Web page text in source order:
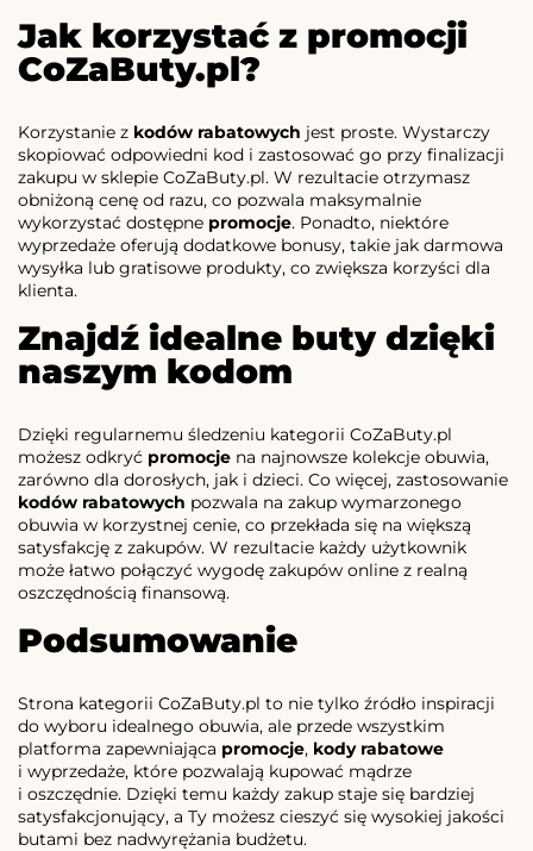
Jak korzystać z promocji
CoZaButy.pl?
Korzystanie z kodów rabatowych jest proste. Wystarczy
skopiować odpowiedni kod i zastosować go przy finalizacji
zakupu w sklepie CoZaButy.pl. W rezultacie otrzymasz
obniżoną cenę od razu, co pozwala maksymalnie
wykorzystać dostępne promocje. Ponadto, niektóre
wyprzedaże oferują dodatkowe bonusy, takie jak darmowa
wysyłka lub gratisowe produkty, co zwiększa korzyści dla
klienta.
Znajdź idealne buty dzięki
naszym kodom
Dzięki regularnemu śledzeniu kategorii CoZaButy.pl
możesz odkryć promocje na najnowsze kolekcje obuwia,
zarówno dla dorosłych, jak i dzieci. Co więcej, zastosowanie
kodów rabatowych pozwala na zakup wymarzonego
obuwia w korzystnej cenie, co przekłada się na większą
satysfakcję z zakupów. W rezultacie każdy użytkownik
może łatwo połączyć wygodę zakupów online z realną
oszczędnością finansową.
Podsumowanie
Strona kategorii CoZaButy.pl to nie tylko źródło inspiracji
do wyboru idealnego obuwia, ale przede wszystkim
platforma zapewniająca promocje, kody rabatowe
i wyprzedaże, które pozwalają kupować mądrze
i oszczędnie. Dzięki temu każdy zakup staje się bardziej
satysfakcjonujący, a Ty możesz cieszyć się wysokiej jakości
butami bez nadwyrężania budżetu.